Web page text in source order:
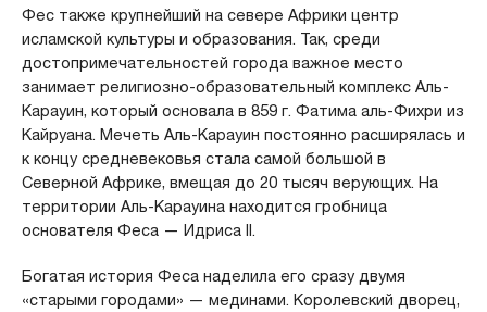
Фес также крупнейший на севере Африки центр
исламской культуры и образования. Так, среди
достопримечательностей города важное место
занимает религиозно-образовательный комплекс Аль-
Карауин, который основала в 859 г. Фатима аль-Фихри из
Кайруана. Мечеть Аль-Карауин постоянно расширялась и
к концу средневековья стала самой большой в
Северной Африке, вмещая до 20 тысяч верующих. На
территории Аль-Карауина находится гробница
основателя Феса — Идриса II.
Богатая история Феса наделила его сразу двумя
«старыми городами» — мединами. Королевский дворец,